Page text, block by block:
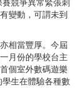
競爭異常緊張刺
變動，可謂未到
相當豐厚。今屆
月份的學校台主
個室外數碼遊樂
學生在體驗各種數